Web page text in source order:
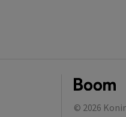
© 2026